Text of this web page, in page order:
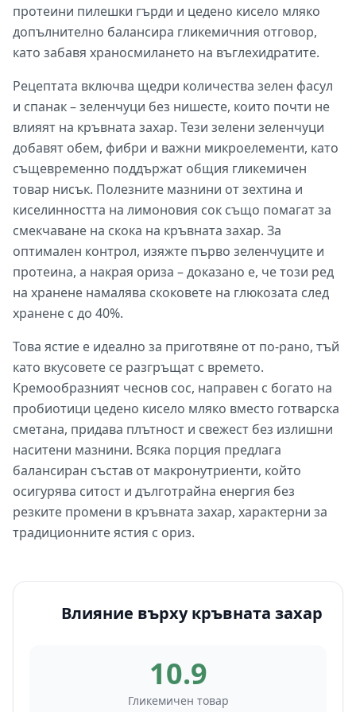
протеини пилешки гърди и цедено кисело мляко
допълнително балансира гликемичния отговор,
като забавя храносмилането на въглехидратите.
Рецептата включва щедри количества зелен фасул
и спанак – зеленчуци без нишесте, които почти не
влияят на кръвната захар. Тези зелени зеленчуци
добавят обем, фибри и важни микроелементи, като
същевременно поддържат общия гликемичен
товар нисък. Полезните мазнини от зехтина и
киселинността на лимоновия сок също помагат за
смекчаване на скока на кръвната захар. За
оптимален контрол, изяжте първо зеленчуците и
протеина, а накрая ориза – доказано е, че този ред
на хранене намалява скоковете на глюкозата след
хранене с до 40%.
Това ястие е идеално за приготвяне от по-рано, тъй
като вкусовете се разгръщат с времето.
Кремообразният чеснов сос, направен с богато на
пробиотици цедено кисело мляко вместо готварска
сметана, придава плътност и свежест без излишни
наситени мазнини. Всяка порция предлага
балансиран състав от макронутриенти, който
осигурява ситост и дълготрайна енергия без
резките промени в кръвната захар, характерни за
традиционните ястия с ориз.
Влияние върху кръвната захар
10.9
Гликемичен товар